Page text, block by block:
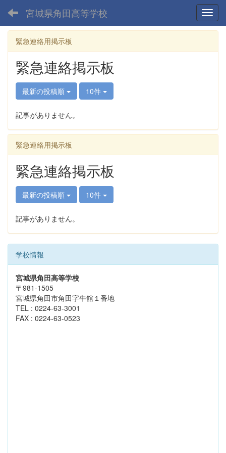
宮城県角田高等学校
緊急連絡用掲示板
緊急連絡掲示板
最新の投稿順 10件
記事がありません。
緊急連絡用掲示板
緊急連絡掲示板
最新の投稿順 10件
記事がありません。
学校情報
宮城県角田高等学校
〒981-1505
宮城県角田市角田字牛舘１番地
TEL : 0224-63-3001
FAX : 0224-63-0523